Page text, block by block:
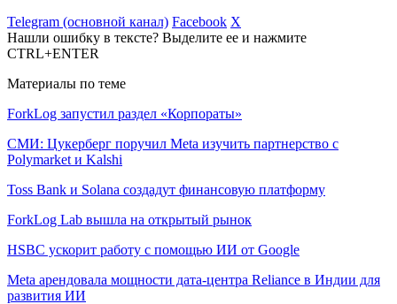
Telegram (основной канал) Facebook X
Нашли ошибку в тексте? Выделите ее и нажмите
CTRL+ENTER
Материалы по теме
ForkLog запустил раздел «Корпораты»
СМИ: Цукерберг поручил Meta изучить партнерство с
Polymarket и Kalshi
Toss Bank и Solana создадут финансовую платформу
ForkLog Lab вышла на открытый рынок
HSBC ускорит работу с помощью ИИ от Google
Meta арендовала мощности дата-центра Reliance в Индии для
развития ИИ